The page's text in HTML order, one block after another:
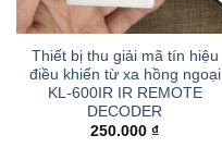
Thiết bị thu giải mã tín hiệu
điều khiển từ xa hồng ngoại
KL-600IR IR REMOTE
DECODER
250.000 ₫